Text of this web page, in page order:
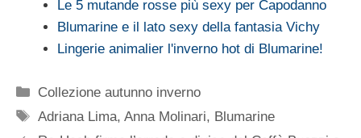
Le 5 mutande rosse più sexy per Capodanno
Blumarine e il lato sexy della fantasia Vichy
Lingerie animalier l'inverno hot di Blumarine!
Categorie
Collezione autunno inverno
Tag
Adriana Lima,Anna Molinari, Blumarine